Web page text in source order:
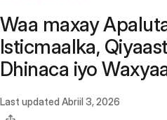
Waa maxay
Isticmaalka,
Dhinaca iyo
Last updated Abriil 3, 2026